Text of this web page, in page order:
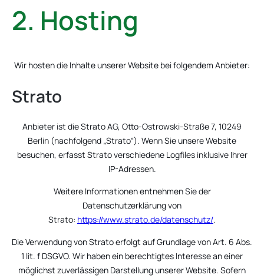
2. Hosting
Wir hosten die Inhalte unserer Website bei folgendem Anbieter:
Strato
Anbieter ist die Strato AG, Otto-Ostrowski-Straße 7, 10249
Berlin (nachfolgend „Strato“). Wenn Sie unsere Website
besuchen, erfasst Strato verschiedene Logfiles inklusive Ihrer
IP-Adressen.
Weitere Informationen entnehmen Sie der
Datenschutzerklärung von
Strato: https://www.strato.de/datenschutz/.
Die Verwendung von Strato erfolgt auf Grundlage von Art. 6 Abs.
1 lit. f DSGVO. Wir haben ein berechtigtes Interesse an einer
möglichst zuverlässigen Darstellung unserer Website. Sofern